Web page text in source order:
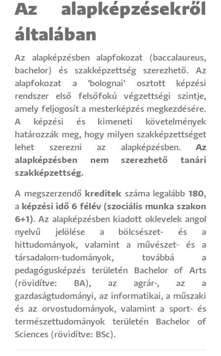
Az alapképzésekről
általában
Az alapképzésben alapfokozat (baccalaureus,
bachelor) és szakképzettség szerezhető. Az
alapfokozat a 'bolognai' osztott képzési
rendszer első felsőfokú végzettségi szintje,
amely feljogosít a mesterképzés megkezdésére.
A képzési és kimeneti követelmények
határozzák meg, hogy milyen szakképzettséget
lehet szerezni az alapképzésben. Az
alapképzésben nem szerezhető tanári
szakképzettség.
A megszerzendő kreditek száma legalább 180,
a képzési idő 6 félév (szociális munka szakon
6+1). Az alapképzésben kiadott oklevelek angol
nyelvű jelölése a bölcsészet- és a
hittudományok, valamint a művészet- és a
társadalom-tudományok, továbbá a
pedagógusképzés területén Bachelor of Arts
(rövidítve: BA), az agrár-, az a
gazdaságtudományi, az informatikai, a műszaki
és az orvostudományok, valamint a sport- és
természettudományok területén Bachelor of
Sciences (rövidítve: BSc).